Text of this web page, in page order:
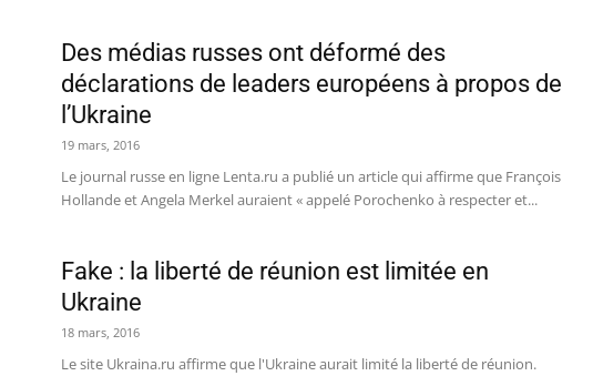
Des médias russes ont déformé des
déclarations de leaders européens à propos de
l’Ukraine
19 mars, 2016
Le journal russe en ligne Lenta.ru a publié un article qui affirme que François
Hollande et Angela Merkel auraient « appelé Porochenko à respecter et...
Fake : la liberté de réunion est limitée en
Ukraine
18 mars, 2016
Le site Ukraina.ru affirme que l'Ukraine aurait limité la liberté de réunion.